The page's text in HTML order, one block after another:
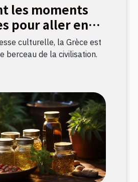
les moments
pour aller en
culturelle, la Grèce est
berceau de la civilisation.